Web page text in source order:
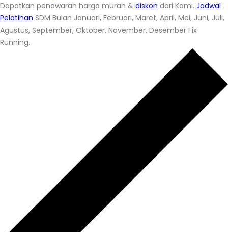
Dapatkan penawaran harga murah & diskon dari Kami. Jadwal
Pelatihan SDM Bulan Januari, Februari, Maret, April, Mei, Juni, Juli,
Agustus, September, Oktober, November, Desember Fix
Running.